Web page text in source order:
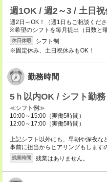
週1OK / 週2～3 / 土日祝
週2日～OK！（週1日もご相談くださ
※希望のシフトを毎月提出（日数と
休日休暇
シフト制
※固定休み、土日祝休みもOK！
勤務時間
5ｈ以内OK / シフト勤
≪シフト例≫
10:00～15:00（実働5時間）
12:00～17:00（実働5時間）
上記シフト以外にも、早朝や深夜な
事前に担当からヒアリングもします
残業時間 残業はありません。